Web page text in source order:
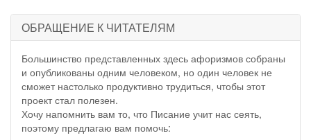
ОБРАЩЕНИЕ К ЧИТАТЕЛЯМ
Большинство представленных здесь афоризмов собраны
и опубликованы одним человеком, но один человек не
сможет настолько продуктивно трудиться, чтобы этот
проект стал полезен.
Хочу напомнить вам то, что Писание учит нас сеять,
поэтому предлагаю вам помочь: